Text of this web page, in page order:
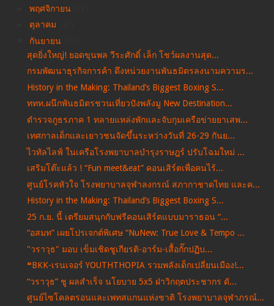
พฤศจิกายน
ตุลาคม
กันยายน
สุดยิ่งใหญ่! ยอดขุนพล วีระศักดิ์ เล็ก โชว์ผลงานสุด...
กรมพัฒนาธุรกิจการค้า ดึงหน่วยงานพันธมิตรลงนามความร...
History in the Making: Thailand’s Biggest Boxing S...
ททท.ผนึกพันธมิตรชวนเที่ยวปังพลังมู New Destination...
ตำรวจภูธรภาค 1 ทลายแหล่งพักและจับกุมเครือข่ายยาเสพ...
เทศกาลเด็กและเยาวชนจัดขึ้นระหว่างวันที่ 26-29 กันย...
ไวทัลไลฟ์ ในเครือโรงพยาบาลบำรุงราษฎร์ ปรับโฉมใหม่ ...
เสริมโต๊ะแล้ว ! “Fun meet&eat” คอนเสิร์ตเพื่อคนไร้...
ศูนย์โรคหัวใจ โรงพยาบาลจุฬาลงกรณ์ สภากาชาดไทย และค...
History in the Making: Thailand’s Biggest Boxing S...
25 ก.ย. นี้ เตรียมสนุกกับฟรีคอนเสิร์ตแบบมาราธอน “...
“อสมท” เผยโปรเจกต์พิเศษ “NuNew: True Love & Tempo ...
"วราวุธ" มอบ เข็มเชิดชูเกียรติ-อาร์ม-เสื้อกั๊กปฏิบ...
❝BKK-เรนเจอร์ YOUTHTHOPIA รวมพลังเด็กเปลี่ยนเมือง!...
“วราวุธ” ชู ผลสำเร็จ นโยบาย 5x5 ฝ่าวิกฤตประชากร ดั...
ศูนย์ไซโคลตรอนและเพทสแกนแห่งชาติ โรงพยาบาลจุฬาภรณ์...